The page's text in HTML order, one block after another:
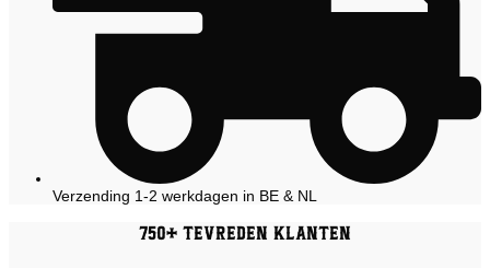
Verzending 1-2 werkdagen in BE & NL
750+ tevreden klanten